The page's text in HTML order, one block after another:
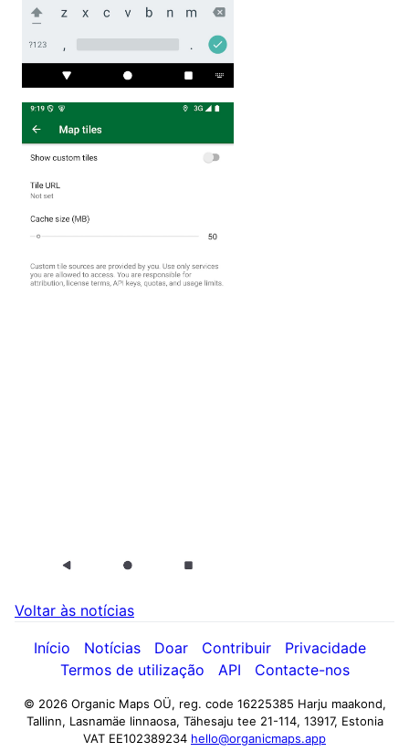
Voltar às notícias
Início Notícias Doar Contribuir
Privacidade
Termos de utilização
API Contacte-nos
© 2026 Organic Maps OÜ, reg. code 16225385 Harju maakond,
Tallinn, Lasnamäe linnaosa, Tähesaju tee 21-114, 13917, Estonia
VAT EE102389234 hello@organicmaps.app